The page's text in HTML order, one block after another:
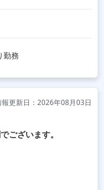
勤務
更新日：2026年08月03日
ございます。